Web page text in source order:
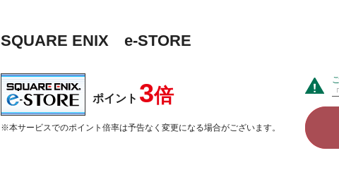
SQUARE ENIX e-STORE
ポイント 3倍
※本サービスでのポイント倍率は予告なく変更になる場合がございます。